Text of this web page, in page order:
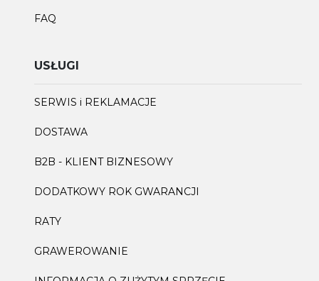
FAQ
USŁUGI
SERWIS i REKLAMACJE
DOSTAWA
B2B - KLIENT BIZNESOWY
DODATKOWY ROK GWARANCJI
RATY
GRAWEROWANIE